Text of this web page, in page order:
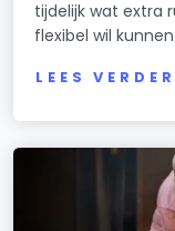
tijdelijk wat extra
flexibel wil
LEES VERDER